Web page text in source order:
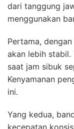
dari tanggung
menggunakan
Pertama,
akan lebih
saat jam sibuk
Kenyamanan
ini.
Yang kedua,
kecepatan